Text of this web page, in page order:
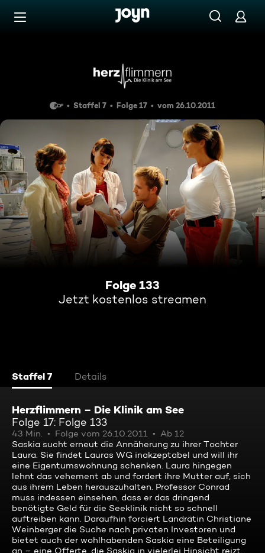
Zum Inhalt springen
Folge 133
Staffel 7 Folge 17 vom 26.10.2011
Folge 133
Jetzt kostenlos streamen
Staffel 7 Details
Herzflimmern – Die Klinik am See
Folge 17: Folge 133
43 Min. Folge vom 26.10.2011
Ab 12
Saskia sucht erneut die Annäherung zu ihrer Tochter
Laura. Sie findet Lauras WG inakzeptabel und will ihr
eine Eigentumswohnung schenken. Laura hingegen
lehnt das vehement ab und fordert ihre Mutter auf, sich
aus ihrem Leben herauszuhalten. Professor Conrad
muss indessen einsehen, dass er das dringend
benötigte Geld für die Seeklinik nicht so schnell
auftreiben kann. Daraufhin forciert Landrätin Christiane
Weinberger die Suche nach privaten Investoren und
bietet auch der wohlhabenden Saskia eine Beteiligung
an – eine Offerte, die Saskia in vielerlei Hinsicht reizt.